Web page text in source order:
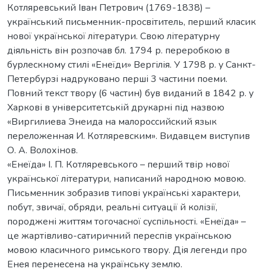
Котляревський Іван Петрович (1769-1838) –
український письменник-просвітитель, перший класик
нової української літератури. Свою літературну
діяльність він розпочав бл. 1794 р. переробкою в
бурлескному стилі «Енеїди» Вергілія. У 1798 р. у Санкт-
Петербурзі надруковано перші 3 частини поеми.
Повний текст твору (6 частин) був виданий в 1842 р. у
Харкові в університетській друкарні під назвою
«Виргилиева Энеида на малороссийский язык
переложенная И. Котляревским». Видавцем виступив
О. А. Волохінов.
«Енеїда» І. П. Котляревського – перший твір нової
української літератури, написаний народною мовою.
Письменник зобразив типові українські характери,
побут, звичаї, обряди, реальні ситуації й колізії,
породжені життям тогочасної суспільності. «Енеїда» –
це жартівливо-сатиричний переспів українською
мовою класичного римського твору. Дія легенди про
Енея перенесена на українську землю.